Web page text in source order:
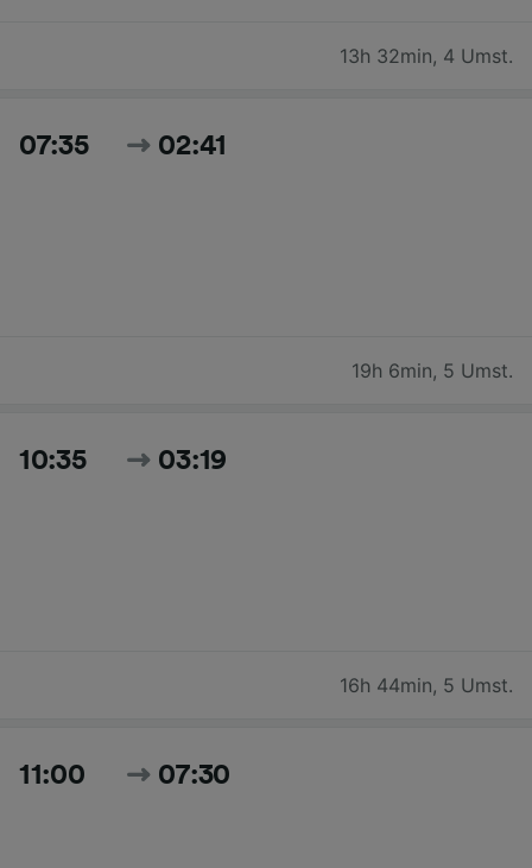
13h 32min, 4 Umst.
07:35 02:41
19h 6min, 5 Umst.
10:35 03:19
16h 44min, 5 Umst.
11:00 07:30